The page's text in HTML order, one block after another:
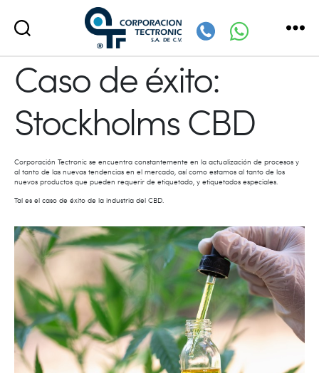
Tectronic
Caso de éxito:
Stockholms CBD
Corporación Tectronic se encuentra constantemente en la actualización de procesos y
al tanto de las nuevas tendencias en el mercado, así como estamos al tanto de los
nuevos productos que pueden requerir de etiquetado, y etiquetados especiales.
Tal es el caso de éxito de la industria del CBD.